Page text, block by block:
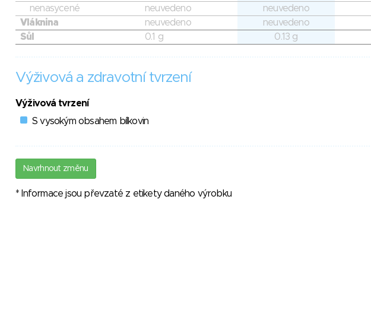
nenasycené
neuvedeno
neuvedeno
Vláknina
neuvedeno
neuvedeno
Sůl
0.1 g 0.13 g
Výživová a zdravotní tvrzení
Výživová tvrzení
S vysokým obsahem bílkovin
Navrhnout změnu
* Informace jsou převzaté z etikety daného výrobku